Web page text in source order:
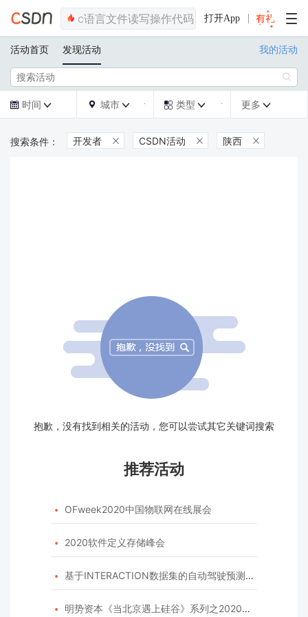
打开App
活动首页 发现活动 我的活动

 时间   城市   类型  更多 
开发者  CSDN活动  陕西 
抱歉，没有找到相关的活动，您可以尝试其它关键词搜索
推荐活动
 OFweek2020中国物联网在线展会
 2020软件定义存储峰会
 基于INTERACTION数据集的自动驾驶预测模型挑战赛
 明势资本《当北京遇上硅谷》系列之2020年度开源峰会